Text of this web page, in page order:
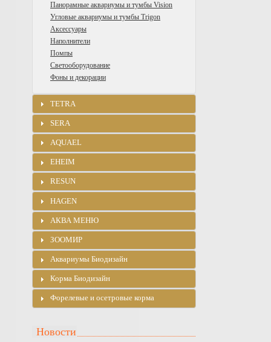
Панорамные аквариумы и тумбы Vision
Угловые аквариумы и тумбы Trigon
Аксессуары
Наполнители
Помпы
Светооборудование
Фоны и декорации
TETRA
SERA
AQUAEL
EHEIM
RESUN
HAGEN
АКВА МЕНЮ
ЗООМИР
Аквариумы Биодизайн
Корма Биодизайн
Форелевые и осетровые корма
Новости